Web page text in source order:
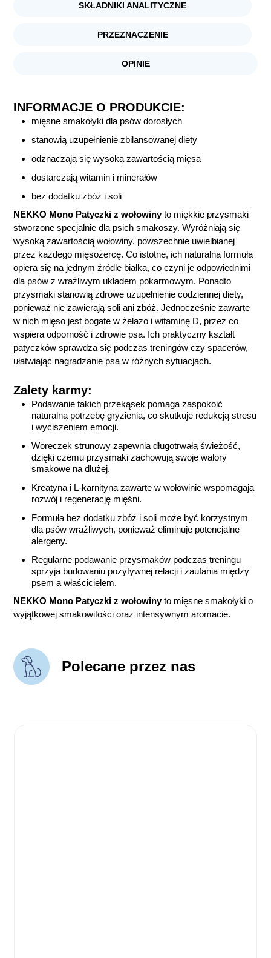
SKŁADNIKI ANALITYCZNE
PRZEZNACZENIE
OPINIE
INFORMACJE O PRODUKCIE:
mięsne smakołyki dla psów dorosłych
stanowią uzupełnienie zbilansowanej diety
odznaczają się wysoką zawartością mięsa
dostarczają witamin i minerałów
bez dodatku zbóż i soli
NEKKO Mono Patyczki z wołowinyto miękkie przysmaki
stworzone specjalnie dla psich smakoszy. Wyróżniają się
wysoką zawartością wołowiny, powszechnie uwielbianej
przez każdego mięsożercę. Co istotne, ich naturalna formuła
opiera się na jednym źródle białka, co czyni je odpowiednimi
dla psów z wrażliwym układem pokarmowym. Ponadto
przysmaki stanowią zdrowe uzupełnienie codziennej diety,
ponieważ nie zawierają soli ani zbóż. Jednocześnie zawarte
w nich mięso jest bogate w żelazo i witaminę D, przez co
wspiera odporność i zdrowie psa. Ich praktyczny kształt
patyczków sprawdza się podczas treningów czy spacerów,
ułatwiając nagradzanie psa w różnych sytuacjach.
Zalety karmy:
Podawanie takich przekąsek pomaga zaspokoić
naturalną potrzebę gryzienia, co skutkuje redukcją stresu
i wyciszeniem emocji.
Woreczek strunowy zapewnia długotrwałą świeżość,
dzięki czemu przysmaki zachowują swoje walory
smakowe na dłużej.
Kreatyna i L-karnityna zawarte w wołowinie wspomagają
rozwój i regenerację mięśni.
Formuła bez dodatku zbóż i soli może być korzystnym
dla psów wrażliwych, ponieważ eliminuje potencjalne
alergeny.
Regularne podawanie przysmaków podczas treningu
sprzyja budowaniu pozytywnej relacji i zaufania między
psem a właścicielem.
NEKKO Mono Patyczki z wołowinyto mięsne smakołyki o
wyjątkowej smakowitości oraz intensywnym aromacie.
Polecane przez nas